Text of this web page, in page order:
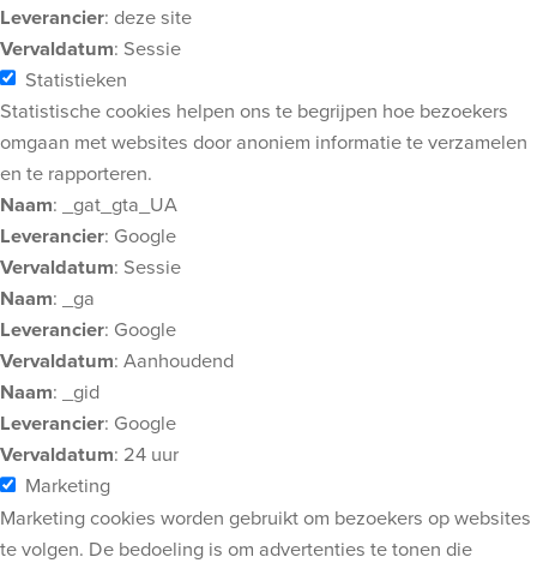
Leverancier: deze site
Vervaldatum: Sessie
Statistieken
Statistische cookies helpen ons te begrijpen hoe bezoekers
omgaan met websites door anoniem informatie te verzamelen
en te rapporteren.
Naam: _gat_gta_UA
Leverancier: Google
Vervaldatum: Sessie
Naam: _ga
Leverancier: Google
Vervaldatum: Aanhoudend
Naam: _gid
Leverancier: Google
Vervaldatum: 24 uur
Marketing
Marketing cookies worden gebruikt om bezoekers op websites
te volgen. De bedoeling is om advertenties te tonen die